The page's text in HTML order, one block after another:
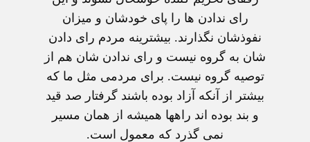
رای ندادن ها را پای خودشان و ميزان
نفوذشان نگذارند. بيشترينه مردم رای دادن
شان به گروه نيست و رای ندادن شان هم از
توصيه گروه نيست. برای مردمی مثل ما که
بيشتر از آنکه آزاد بوده باشند گرفتار صد قيد
و بند بوده اند راهها هميشه از همان مسير
نمی گذرد که معمول است.